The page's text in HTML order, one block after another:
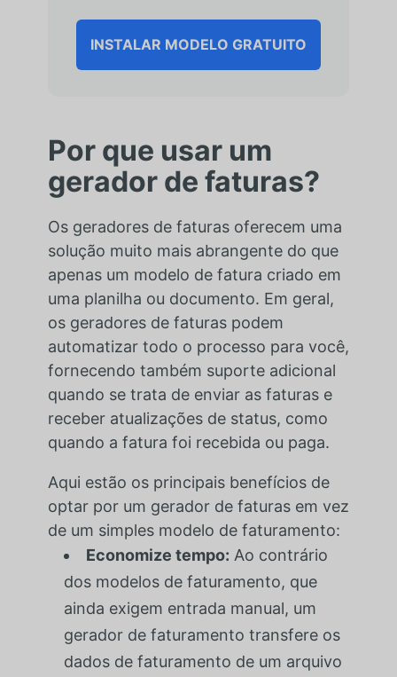
INSTALAR MODELO GRATUITO
Por que usar um
gerador de faturas?
Os geradores de faturas oferecem uma
solução muito mais abrangente do que
apenas um modelo de fatura criado em
uma planilha ou documento. Em geral,
os geradores de faturas podem
automatizar todo o processo para você,
fornecendo também suporte adicional
quando se trata de enviar as faturas e
receber atualizações de status, como
quando a fatura foi recebida ou paga.
Aqui estão os principais benefícios de
optar por um gerador de faturas em vez
de um simples modelo de faturamento:
Economize tempo: Ao contrário
dos modelos de faturamento, que
ainda exigem entrada manual, um
gerador de faturamento transfere os
dados de faturamento de um arquivo